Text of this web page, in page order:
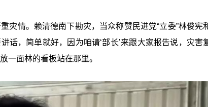
灾情。赖清德南下勘灾，当众称赞民进党“立委”林俊宪
话，简单就好，因为咱请‘部长’来跟大家报告说，灾害
一面林的看板站在那里。